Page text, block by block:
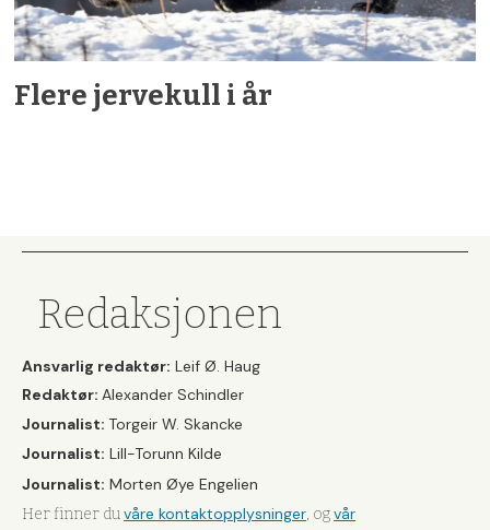
Flere jervekull i år
Redaksjonen
Ansvarlig redaktør: Leif Ø. Haug
Redaktør: Alexander Schindler
Journalist: Torgeir W. Skancke
Journalist: Lill-Torunn Kilde
Journalist: Morten Øye Engelien
Her finner duvåre kontaktopplysninger, ogvår